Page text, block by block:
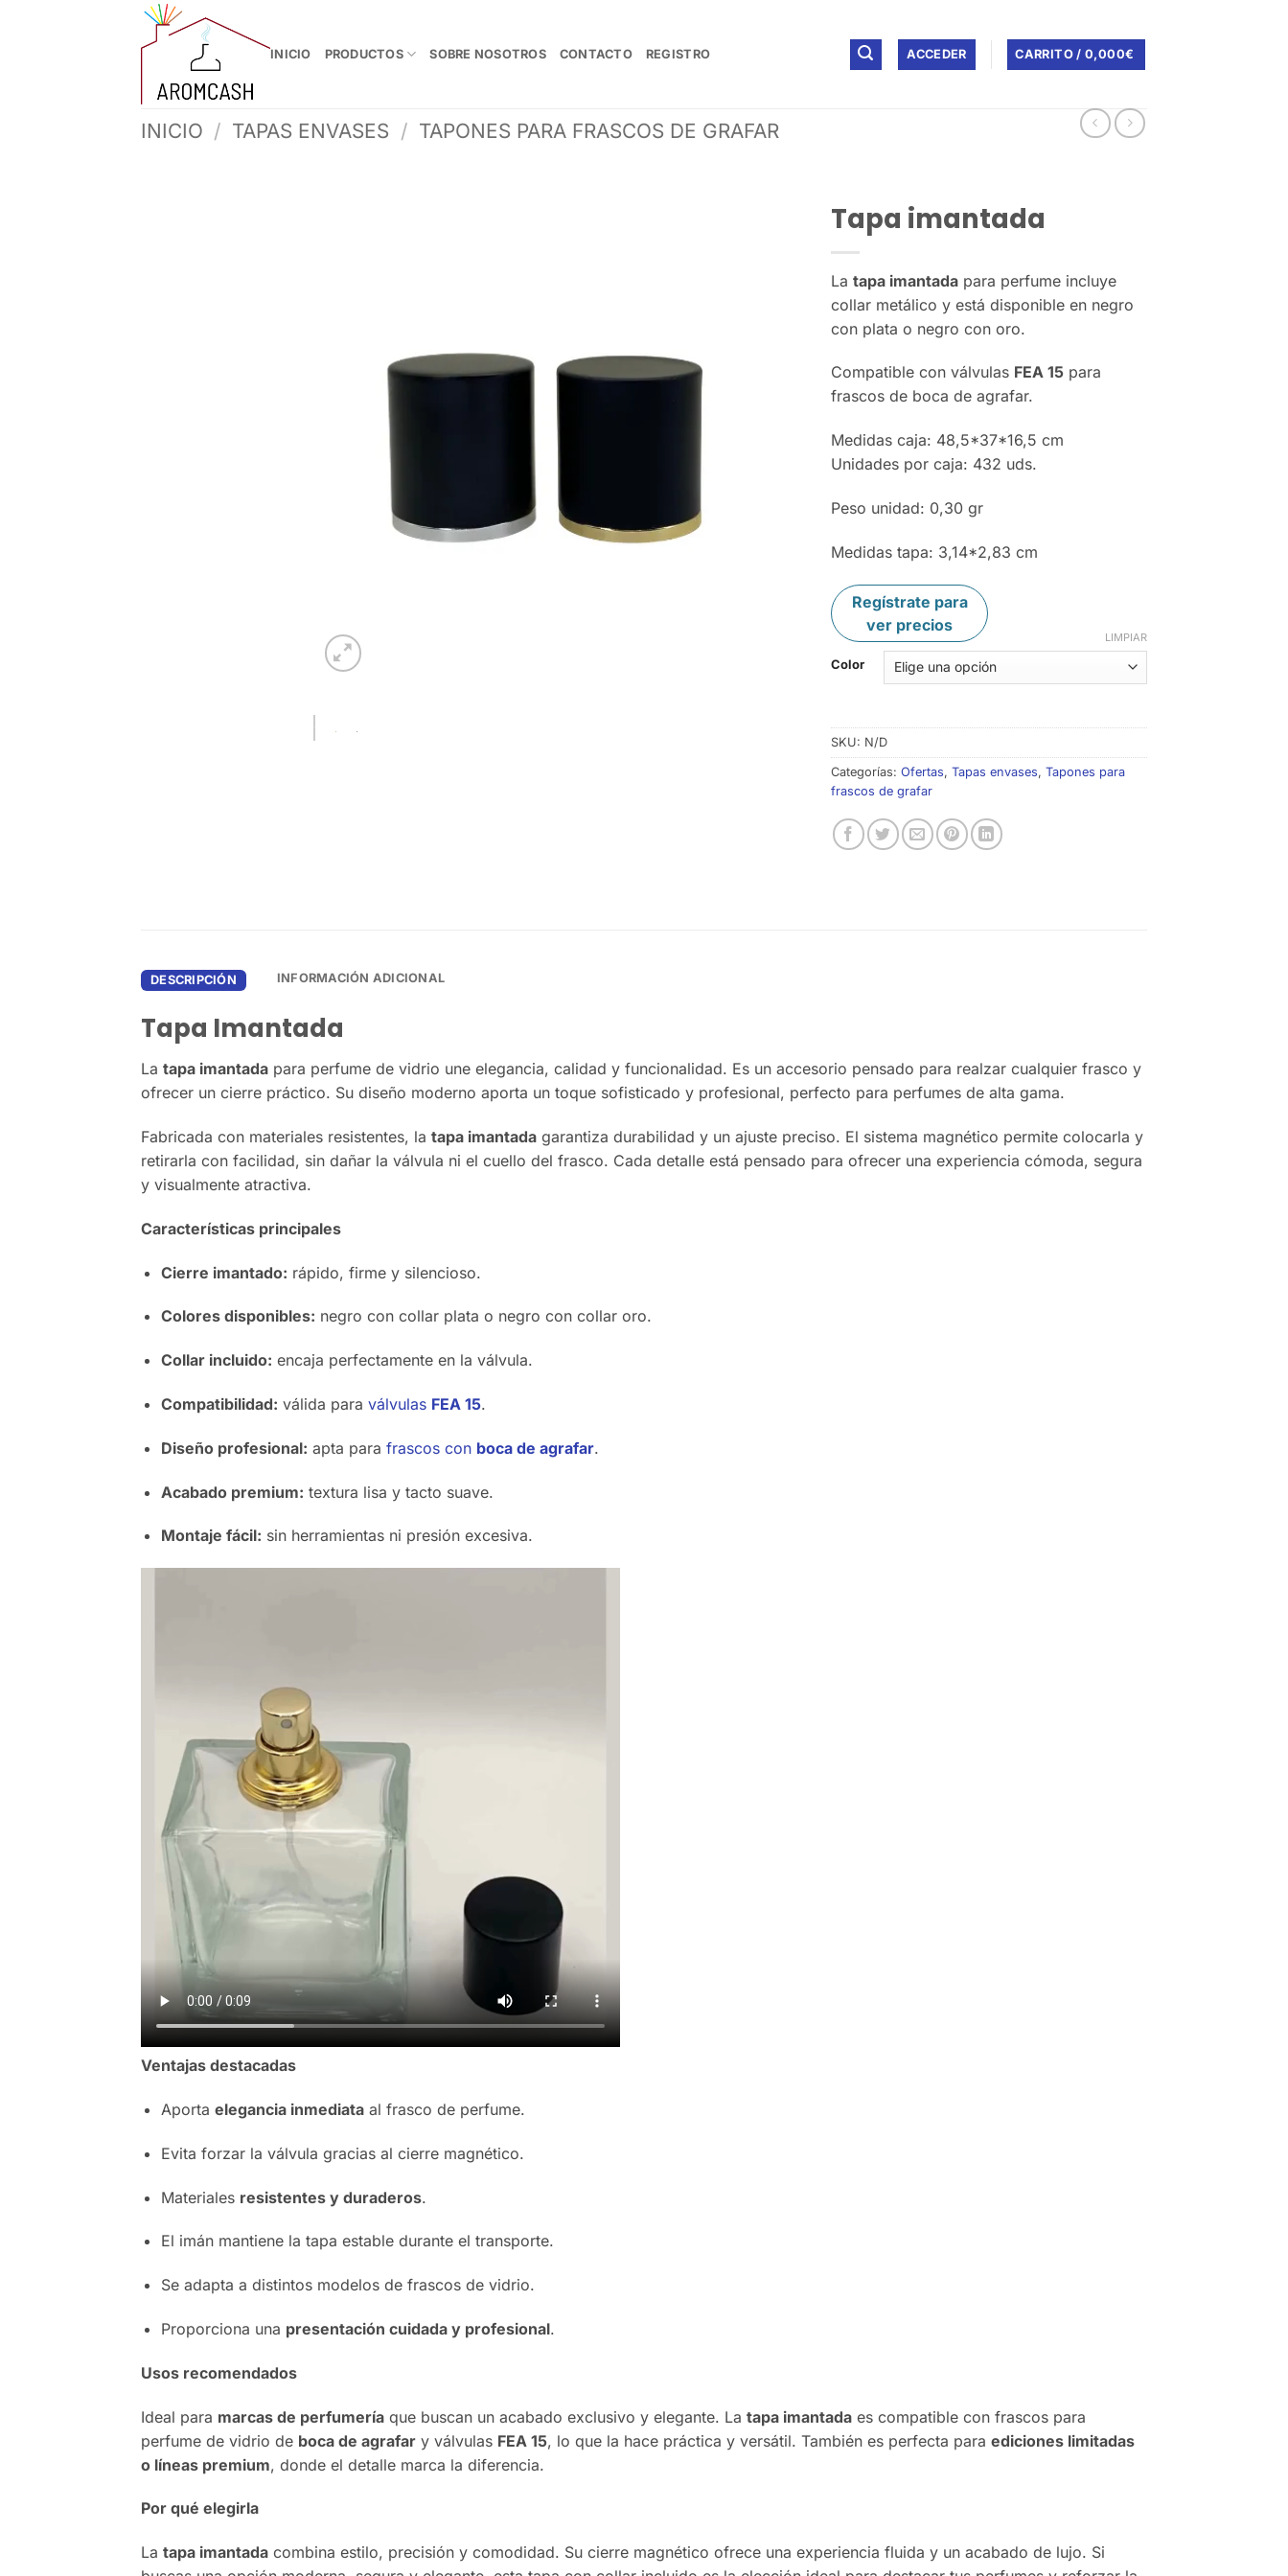
INICIO PRODUCTOS SOBRE NOSOTROS CONTACTO REGISTRO ACCEDER CARRITO /0,000€
INICIO / TAPAS ENVASES / TAPONES PARA FRASCOS DE GRAFAR
Tapa imantada
La tapa imantada para perfume incluye
collar metálico y está disponible en negro
con plata o negro con oro.
Compatible con válvulas FEA 15 para
frascos de boca de agrafar.
Medidas caja: 48,5*37*16,5 cm
Unidades por caja: 432 uds.
Peso unidad: 0,30 gr
Medidas tapa: 3,14*2,83 cm
Regístrate para
ver precios
Color
LIMPIAR
SKU: N/D
Categorías: Ofertas, Tapas envases, Tapones para
frascos de grafar
DESCRIPCIÓN INFORMACIÓN ADICIONAL
Tapa Imantada
La tapa imantada para perfume de vidrio une elegancia, calidad y funcionalidad. Es un accesorio pensado para realzar cualquier frasco y
ofrecer un cierre práctico. Su diseño moderno aporta un toque sofisticado y profesional, perfecto para perfumes de alta gama.
Fabricada con materiales resistentes, la tapa imantada garantiza durabilidad y un ajuste preciso. El sistema magnético permite colocarla y
retirarla con facilidad, sin dañar la válvula ni el cuello del frasco. Cada detalle está pensado para ofrecer una experiencia cómoda, segura
y visualmente atractiva.
Características principales
Cierre imantado: rápido, firme y silencioso.
Colores disponibles: negro con collar plata o negro con collar oro.
Collar incluido: encaja perfectamente en la válvula.
Compatibilidad: válida para válvulas FEA 15.
Diseño profesional: apta para frascos con boca de agrafar.
Acabado premium: textura lisa y tacto suave.
Montaje fácil: sin herramientas ni presión excesiva.
Ventajas destacadas
Aporta elegancia inmediataal frasco de perfume.
Evita forzar la válvula gracias al cierre magnético.
Materiales resistentes y duraderos.
El imán mantiene la tapa estable durante el transporte.
Se adapta a distintos modelos de frascos de vidrio.
Proporciona una presentación cuidada y profesional.
Usos recomendados
Ideal para marcas de perfumería que buscan un acabado exclusivo y elegante. La tapa imantada es compatible con frascos para
perfume de vidrio de boca de agrafar y válvulas FEA 15, lo que la hace práctica y versátil. También es perfecta para ediciones limitadas
o líneas premium, donde el detalle marca la diferencia.
Por qué elegirla
La tapa imantada combina estilo, precisión y comodidad. Su cierre magnético ofrece una experiencia fluida y un acabado de lujo. Si